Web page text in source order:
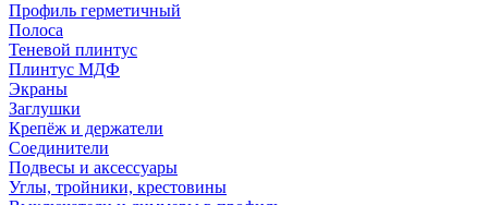
Профиль герметичный
Полоса
Теневой плинтус
Плинтус МДФ
Экраны
Заглушки
Крепёж и держатели
Соединители
Подвесы и аксессуары
Углы, тройники, крестовины